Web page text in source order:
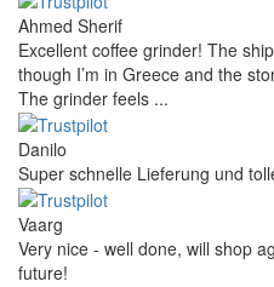
Ahmed Sherif
Excellent coffee grinder! The
though I’m in Greece and the
The grinder feels ...
Danilo
Super schnelle Lieferung und
Vaarg
Very nice - well done, will shop
future!